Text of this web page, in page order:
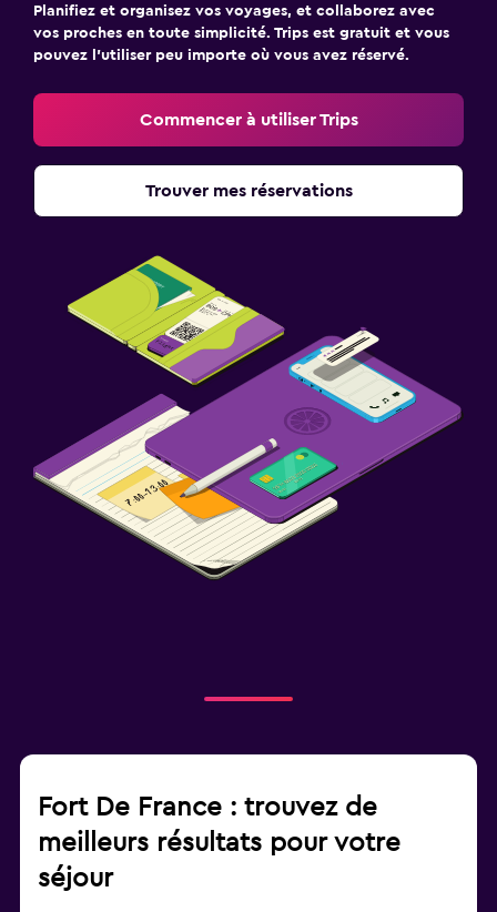
Planifiez et organisez vos voyages, et collaborez avec
vos proches en toute simplicité. Trips est gratuit et vous
pouvez l’utiliser peu importe où vous avez réservé.
Commencer à utiliser Trips
Trouver mes réservations
Fort De France : trouvez de
meilleurs résultats pour votre
séjour